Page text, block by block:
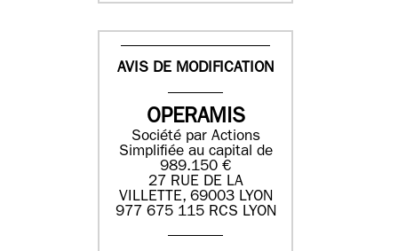
AVIS DE MODIFICATION
OPERAMIS
Société par Actions
Simplifiée au capital de
989.150 €
27 RUE DE LA
VILLETTE, 69003 LYON
977 675 115 RCS LYON